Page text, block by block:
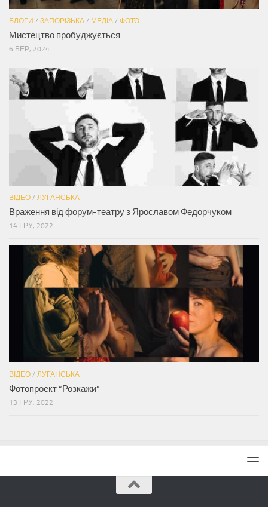
БЛОГИ / ЗАПОРІЗЬКА / МЕДІА / ФОТО
Мистецтво пробуджується
6 БЕР, 2024
ВІДЕО / ЛУГАНСЬКА
Враження від форум-театру з Ярославом Федорчуком
14 ГРУ, 2022
ВІДЕО / ЛУГАНСЬКА
Фотопроект “Розкажи”
13 ГРУ, 2022